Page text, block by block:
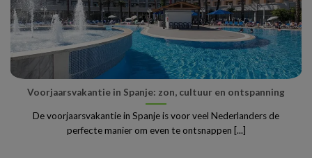
Voorjaarsvakantie in Spanje: zon, cultuur en ontspanning
De voorjaarsvakantie in Spanje is voor veel Nederlanders de
perfecte manier om even te ontsnappen [...]